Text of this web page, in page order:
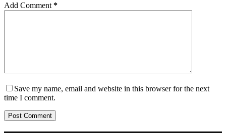
Add Comment *
Save my name, email and website in this browser for the next
time I comment.
Post Comment